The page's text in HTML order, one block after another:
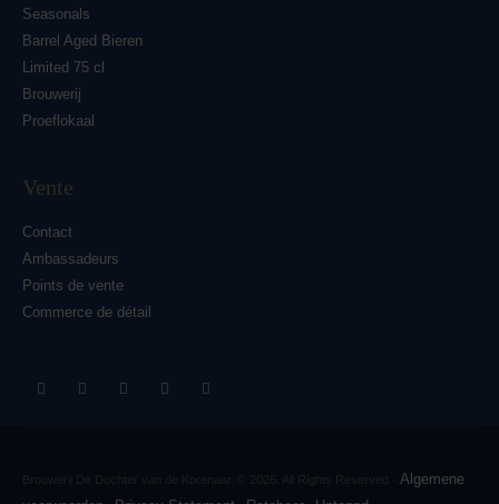
Seasonals
Barrel Aged Bieren
Limited 75 cl
Brouwerij
Proeflokaal
Vente
Contact
Ambassadeurs
Points de vente
Commerce de détail
Brouwerij De Dochter van de Korenaar. © 2026. All Rights Reserved - Algemene